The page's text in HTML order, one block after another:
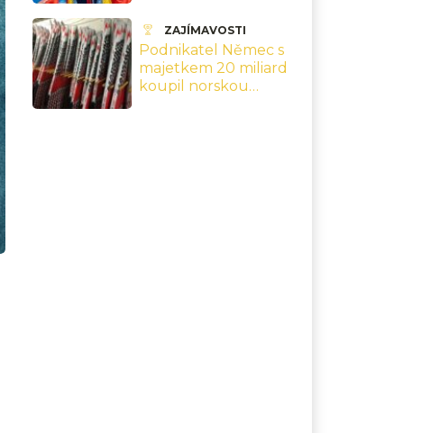
ZAJÍMAVOSTI
Podnikatel Němec s
majetkem 20 miliard
koupil norskou